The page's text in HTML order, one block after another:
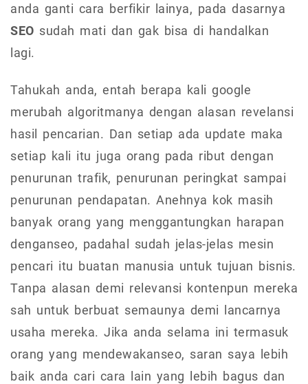
anda ganti cara berfikir lainya, pada dasarnya
SEO sudah mati dan gak bisa di handalkan
lagi.
Tahukah anda, entah berapa kali google
merubah algoritmanya dengan alasan revelansi
hasil pencarian. Dan setiap ada update maka
setiap kali itu juga orang pada ribut dengan
penurunan trafik, penurunan peringkat sampai
penurunan pendapatan. Anehnya kok masih
banyak orang yang menggantungkan harapan
denganseo, padahal sudah jelas-jelas mesin
pencari itu buatan manusia untuk tujuan bisnis.
Tanpa alasan demi relevansi kontenpun mereka
sah untuk berbuat semaunya demi lancarnya
usaha mereka. Jika anda selama ini termasuk
orang yang mendewakanseo, saran saya lebih
baik anda cari cara lain yang lebih bagus dan